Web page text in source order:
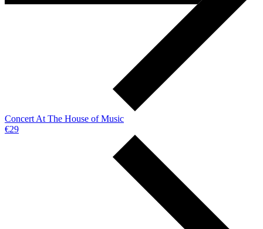
Concert At The House of Music
€29